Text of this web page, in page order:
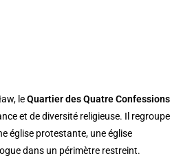
leQuartier des Quatre Confessions
et de diversité religieuse. Il regroupe
église protestante, une église
dans un périmètre restreint.